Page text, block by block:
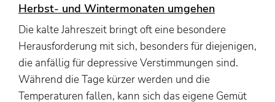
Herbst- und Wintermonaten umgehen
Die kalte Jahreszeit bringt oft eine besondere
Herausforderung mit sich, besonders für diejenigen,
die anfällig für depressive Verstimmungen sind.
Während die Tage kürzer werden und die
Temperaturen fallen, kann sich das eigene Gemüt